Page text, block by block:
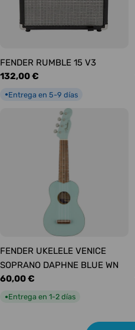
FENDER RUMBLE 15 V3
Precio
132,00 €
●Entrega en 5-9 días
FENDER UKELELE VENICE
SOPRANO DAPHNE BLUE WN
Precio
habitual
60,00 €
●Entrega en 1-2 días